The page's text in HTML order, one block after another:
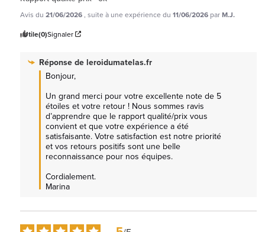
Avis du 21/06/2026, suite à une expérience du 11/06/2026 parM.J.
Utile(0)Signaler
Réponse de leroidumatelas.fr
Bonjour,
Un grand merci pour votre excellente note de 5
étoiles et votre retour ! Nous sommes ravis
d’apprendre que le rapport qualité/prix vous
convient et que votre expérience a été
satisfaisante. Votre satisfaction est notre priorité
et vos retours positifs sont une belle
reconnaissance pour nos équipes.
Cordialement.
Marina